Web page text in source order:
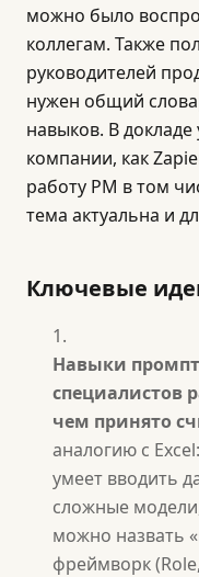
можно было
коллегам. Также
руководителей
нужен общий
навыков. В
компании, как
работу PM в том
тема актуальна и
Ключевые
Навыки
специалистов
чем принято
аналогию с
умеет вводить
сложные
можно назвать
фреймворк